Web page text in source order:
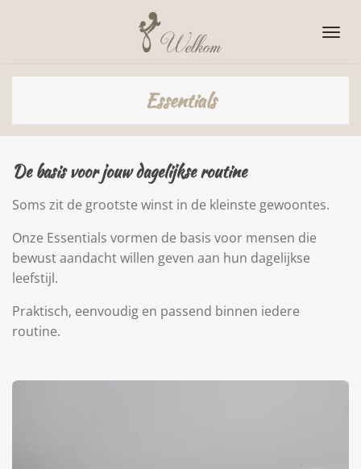
de
Essentials
De basis voor jouw dagelijkse routine
Soms zit de grootste winst in de kleinste gewoontes.
Onze Essentials vormen de basis voor mensen die
bewust aandacht willen geven aan hun dagelijkse
leefstijl.
Praktisch, eenvoudig en passend binnen iedere
routine.